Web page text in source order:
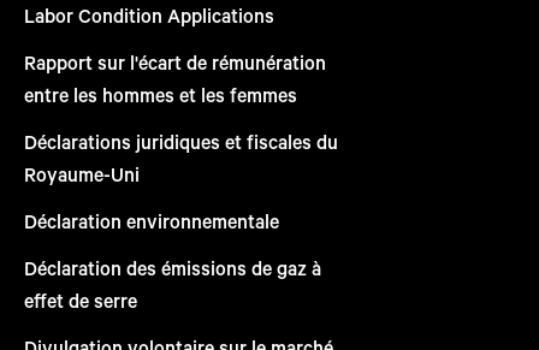
Labor Condition Applications
Rapport sur l'écart de rémunération
entre les hommes et les femmes
Déclarations juridiques et fiscales du
Royaume-Uni
Déclaration environnementale
Déclaration des émissions de gaz à
effet de serre